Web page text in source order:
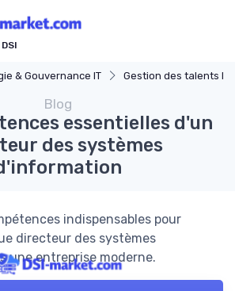
& Gouvernance IT Gestion des talents IT
Blog
essentielles d'un
des systèmes
indispensables pour
directeur des systèmes
une entreprise moderne.
cookies